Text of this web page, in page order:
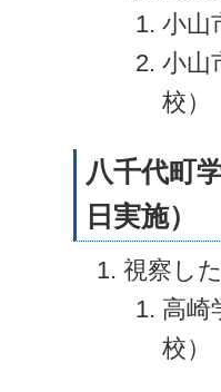
小山
小山
校）
八千代町
日実施）
視察し
高崎
校）